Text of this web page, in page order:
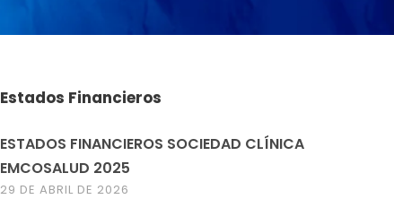
Estados Financieros
ESTADOS FINANCIEROS SOCIEDAD CLÍNICA
EMCOSALUD 2025
29 DE ABRIL DE 2026